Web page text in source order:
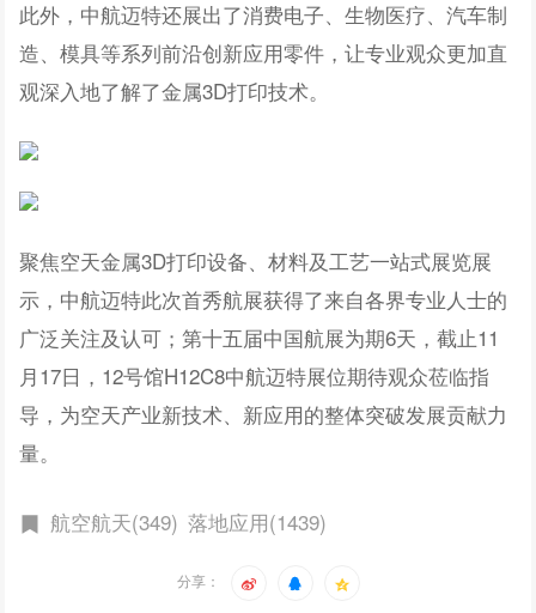
此外，中航迈特还展出了消费电子、生物医疗、汽车制
造、模具等系列前沿创新应用零件，让专业观众更加直
观深入地了解了金属3D打印技术。
聚焦空天金属3D打印设备、材料及工艺一站式展览展
示，中航迈特此次首秀航展获得了来自各界专业人士的
广泛关注及认可；第十五届中国航展为期6天，截止11
月17日，12号馆H12C8中航迈特展位期待观众莅临指
导，为空天产业新技术、新应用的整体突破发展贡献力
量。
航空航天(349) 落地应用(1439)
分享：